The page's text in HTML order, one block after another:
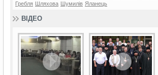
Гребля
Шляхова Шумилів Яланець
ВІДЕО